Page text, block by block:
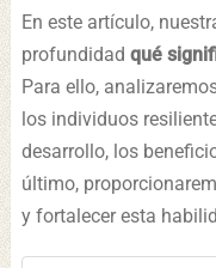
En este artículo,
profundidad qué
Para ello,
los individuos
desarrollo, los
último,
y fortalecer esta